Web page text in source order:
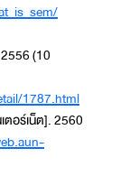
(10
1787.html
ตอร์เน็ต]. 2560